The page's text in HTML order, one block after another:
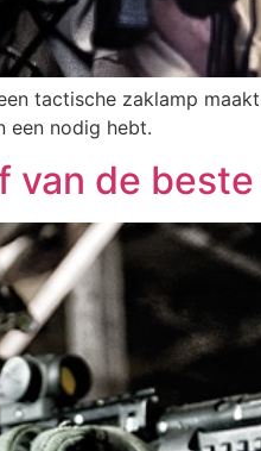
tactische zaklamp
een nodig hebt.
van de